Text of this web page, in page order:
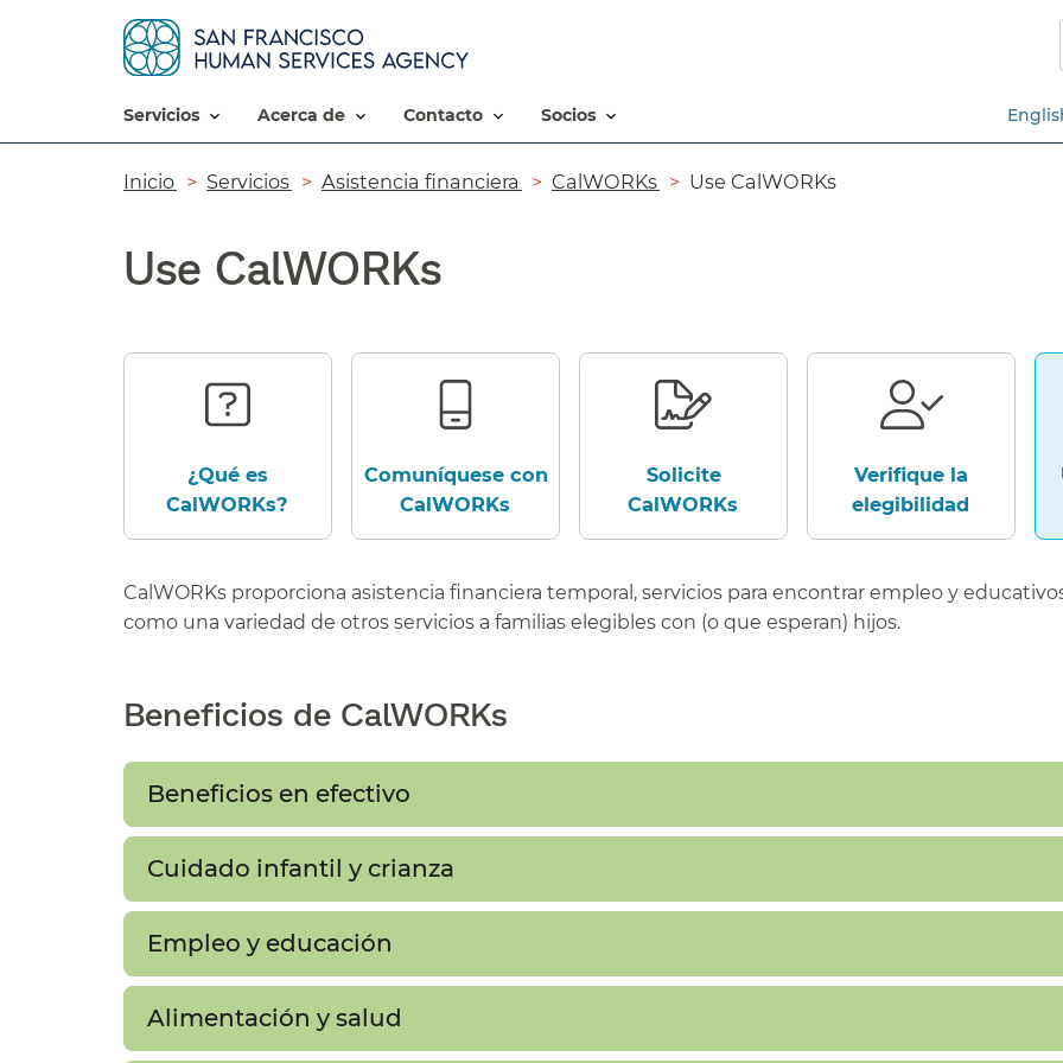
servicios​​ acerca de​​ contacto​​ socios​​
Ruta
navegación​​
Inicio​​ Servicios​​ Asistencia financiera​​ CalWORKs​​ Use CalWORKs​​
Use CalWORKs​​
¿Qué es
CalWORKs?​​
Comuníquese con
CalWORKs​​
Solicite
CalWORKs​​
Verifique la
elegibilidad​​
CalWORKs proporciona asistencia financiera temporal, servicios para encontrar empleo y
como una variedad de otros servicios a familias elegibles con (o que esperan) hijos.​​
Beneficios de CalWORKs​​
Beneficios en efectivo​​
Cuidado infantil y crianza​​
Empleo y educación​​
Alimentación y salud​​